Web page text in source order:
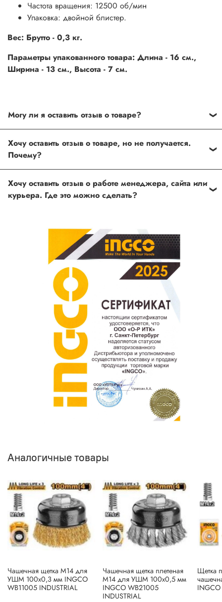
Частота вращения: 12500 об/мин
Упаковка: двойной блистер.
Вес: Брутто - 0,3 кг.
Параметры упакованного товара: Длина - 16 см.,
Ширина - 13 см., Высота - 7 см.
специальное поле, где Вы можете оставить свой отзыв.
Также Вы можете присвоить товару от одной до пяти
звёзд. Все отзывы о товарах проходят модерацию.
Хочу оставить отзыв о товаре, но не получается.
полей. Если поля заполнены корректно, то свяжитесь с
нами по телефону +7 (812) 565-32-05;
Хочу оставить отзыв о работе менеджера, сайта или
Ваш отзыв о товаре, магазине или работе продавца
поможет нам улучшать сервис и будет полезен другим
Оставить отзыв о покупке
Аналогичные товары
Чашечная щетка М14 для
УШМ 100х0,3 мм INGCO
WB11005 INDUSTRIAL
Чашечная щетка плетеная
М14 для УШМ 100х0,5 мм
INGCO WB21005
INDUSTRIAL
Щетка